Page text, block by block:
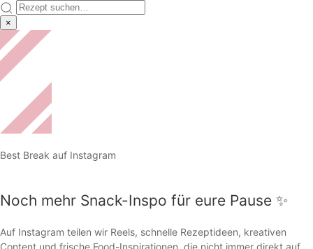
×
Best Break auf Instagram
Noch mehr Snack-Inspo für eure Pause ✨
Auf Instagram teilen wir Reels, schnelle Rezeptideen, kreativen